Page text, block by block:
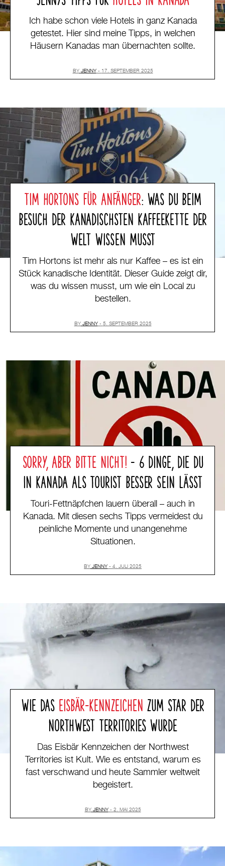
Ich habe schon viele Hotels in ganz Kanada
getestet. Hier sind meine Tipps, in welchen
Häusern Kanadas man übernachten sollte.
BY JENNY 17. SEPTEMBER 2025
TIM HORTONS FÜR ANFÄNGER: WAS DU BEIM
BESUCH DER KANADISCHSTEN KAFFEEKETTE DER
WELT WISSEN MUSST
Tim Hortons ist mehr als nur Kaffee – es ist ein
Stück kanadische Identität. Dieser Guide zeigt dir,
was du wissen musst, um wie ein Local zu
bestellen.
BY JENNY 5. SEPTEMBER 2025
SORRY, ABER BITTE NICHT! – 6 DINGE, DIE DU
IN KANADA ALS TOURIST BESSER SEIN LÄSST
Touri-Fettnäpfchen lauern überall – auch in
Kanada. Mit diesen sechs Tipps vermeidest du
peinliche Momente und unangenehme
Situationen.
BY JENNY 4. JULI 2025
WIE DAS EISBÄR-KENNZEICHEN ZUM STAR DER
NORTHWEST TERRITORIES WURDE
Das Eisbär Kennzeichen der Northwest
Territories ist Kult. Wie es entstand, warum es
fast verschwand und heute Sammler weltweit
begeistert.
BY JENNY 2. MAI 2025